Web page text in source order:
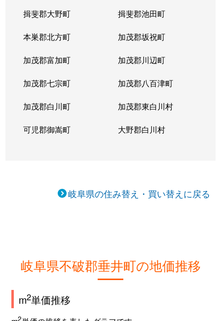
揖斐郡大野町 揖斐郡池田町
本巣郡北方町 加茂郡坂祝町
加茂郡富加町 加茂郡川辺町
加茂郡七宗町 加茂郡八百津町
加茂郡白川町 加茂郡東白川村
可児郡御嵩町 大野郡白川村
岐阜県の住み替え・買い替えに戻る
岐阜県不破郡垂井町の地価推移
m2単価推移
2